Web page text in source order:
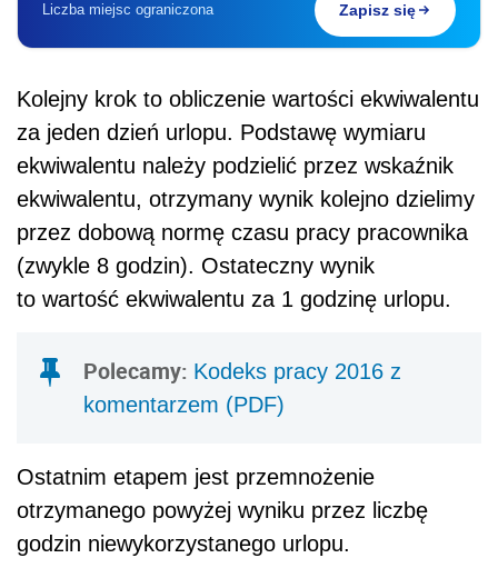
Liczba miejsc ograniczona Zapisz się
Kolejny krok to obliczenie wartości ekwiwalentu
za jeden dzień urlopu. Podstawę wymiaru
ekwiwalentu należy podzielić przez wskaźnik
ekwiwalentu, otrzymany wynik kolejno dzielimy
przez dobową normę czasu pracy pracownika
(zwykle 8 godzin). Ostateczny wynik
to wartość ekwiwalentu za 1 godzinę urlopu.
Polecamy: Kodeks pracy 2016 z
komentarzem (PDF)
Ostatnim etapem jest przemnożenie
otrzymanego powyżej wyniku przez liczbę
godzin niewykorzystanego urlopu.